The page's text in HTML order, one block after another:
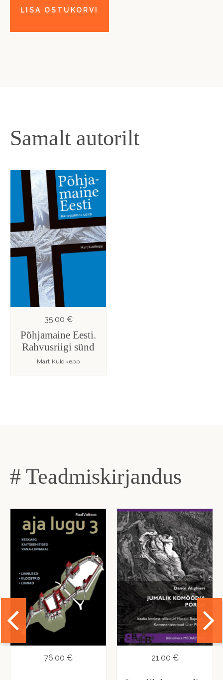
Samalt autorilt
35,00 €
Põhjamaine Eesti.
Rahvusriigi sünd
Mart Kuldkepp
# Teadmiskirjandus
76,00 € 21,00 €